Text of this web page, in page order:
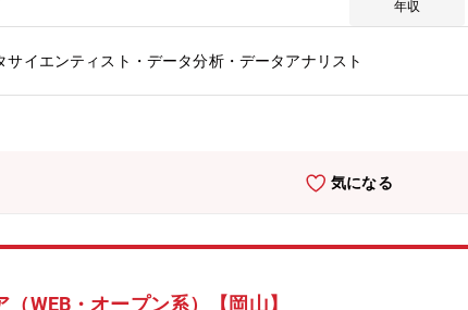
年収
サイエンティスト・データ分析・データアナリスト
気になる
WEB・オープン系）【岡山】